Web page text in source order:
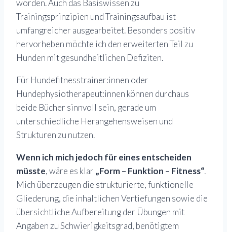
worden. Auch das Basiswissen zu
Trainingsprinzipien und Trainingsaufbau ist
umfangreicher ausgearbeitet. Besonders positiv
hervorheben möchte ich den erweiterten Teil zu
Hunden mit gesundheitlichen Defiziten.
Für Hundefitnesstrainer:innen oder
Hundephysiotherapeut:innen können durchaus
beide Bücher sinnvoll sein, gerade um
unterschiedliche Herangehensweisen und
Strukturen zu nutzen.
Wenn ich mich jedoch für eines entscheiden
müsste, wäre es klar „Form – Funktion – Fitness“.
Mich überzeugen die strukturierte, funktionelle
Gliederung, die inhaltlichen Vertiefungen sowie die
übersichtliche Aufbereitung der Übungen mit
Angaben zu Schwierigkeitsgrad, benötigtem